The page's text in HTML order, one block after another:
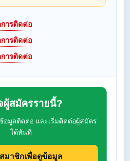
ารติดต่อ
ารติดต่อ
ารติดต่อ
ผู้สมัครรายนี้?
อมูลติดต่อ และเริ่มติดต่อผู้สมัคร
ได้ทันที
มาชิกเพื่อดูข้อมูล